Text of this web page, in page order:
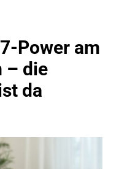
Power am
– die
da